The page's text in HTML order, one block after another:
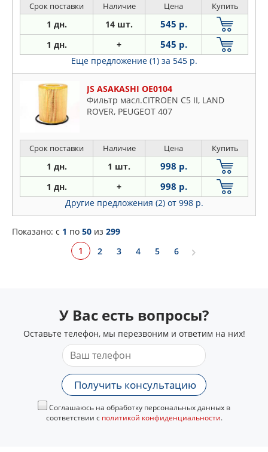
Срок поставки Наличие Цена Купить
1 дн. 14 шт. 545 р.
1 дн. + 545 р.
Еще предложение (1) за 545 р.
JS ASAKASHI OE0104
Фильтр масл.CITROEN C5 II, LAND
ROVER, PEUGEOT 407
Срок поставки Наличие Цена Купить
1 дн. 1 шт. 998 р.
1 дн. + 998 р.
Другие предложения (2) от 998 р.
Показано: c 1 по 50 из 299
1
2 3 4 5 6
У Вас есть вопросы?
Оставьте телефон, мы перезвоним и ответим на них!
Получить консультацию
Соглашаюсь на обработку персональных данных в
соответствии с политикой конфиденциальности.